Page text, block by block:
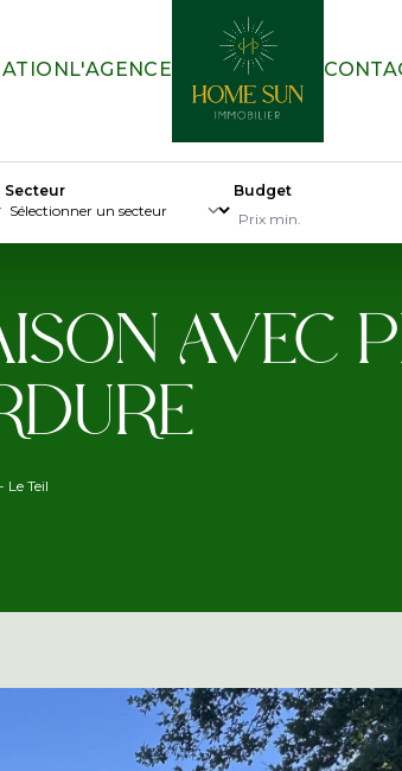
L'AGENCE
Secteur Budget
AVEC
Teil